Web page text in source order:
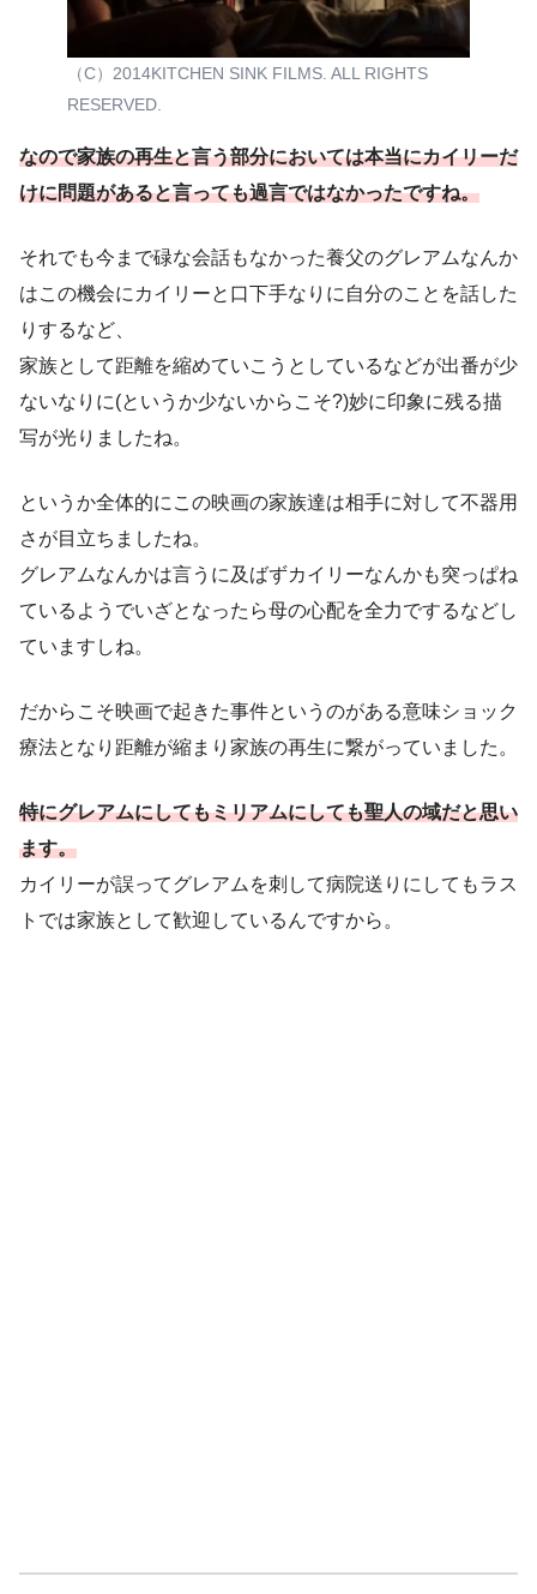
（C）2014KITCHEN SINK FILMS. ALL RIGHTS
RESERVED.
なので家族の再生と言う部分においては本当にカイリーだ
けに問題があると言っても過言ではなかったですね。
それでも今まで碌な会話もなかった養父のグレアムなんか
はこの機会にカイリーと口下手なりに自分のことを話した
りするなど、
家族として距離を縮めていこうとしているなどが出番が少
ないなりに(というか少ないからこそ?)妙に印象に残る描
写が光りましたね。
というか全体的にこの映画の家族達は相手に対して不器用
さが目立ちましたね。
グレアムなんかは言うに及ばずカイリーなんかも突っぱね
ているようでいざとなったら母の心配を全力でするなどし
ていますしね。
だからこそ映画で起きた事件というのがある意味ショック
療法となり距離が縮まり家族の再生に繋がっていました。
特にグレアムにしてもミリアムにしても聖人の域だと思い
ます。
カイリーが誤ってグレアムを刺して病院送りにしてもラス
トでは家族として歓迎しているんですから。